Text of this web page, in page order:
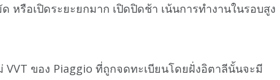
หรือเปิดระยะยกมาก เปิดปิดช้า เน้นการทำงานในรอบสูง
ของ Piaggio ที่ถูกจดทะเบียนโดยฝั่งอิตาลีนั้นจะมี